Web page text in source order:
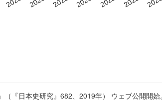
『日本史研究』682、2019年） ウェブ公開開始